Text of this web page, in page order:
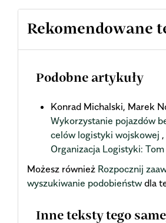
Rekomendowane
Podobne artykuły
Konrad Michalski, Marek
Wykorzystanie pojazdów
celów logistyki wojskowej ,
Organizacja Logistyki:
Możesz również Rozpocznij
wyszukiwanie podobieństwdla
Inne teksty tego